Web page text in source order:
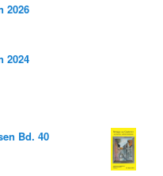
2026
2024
Bd. 40